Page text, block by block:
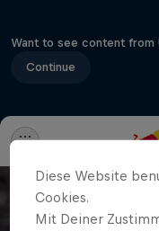
Want to see content from
Continue
Diese Website
Cookies.
Mit Deiner